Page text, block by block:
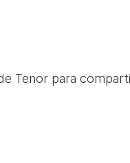
Tenor para